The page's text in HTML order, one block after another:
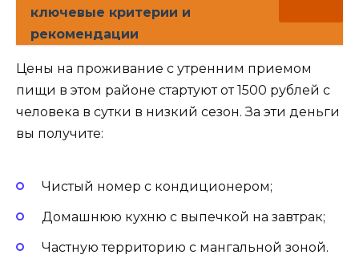
ключевые критерии и
рекомендации
Цены на проживание с утренним приемом
пищи в этом районе стартуют от 1500 рублей с
человека в сутки в низкий сезон. За эти деньги
вы получите:
Чистый номер с кондиционером;
Домашнюю кухню с выпечкой на завтрак;
Частную территорию с мангальной зоной.